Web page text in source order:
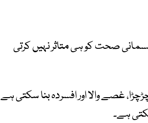
صحت کو ہی متاثر نہیں کرتی
غصے والا اور افسردہ بنا سکتی ہے
ہے۔